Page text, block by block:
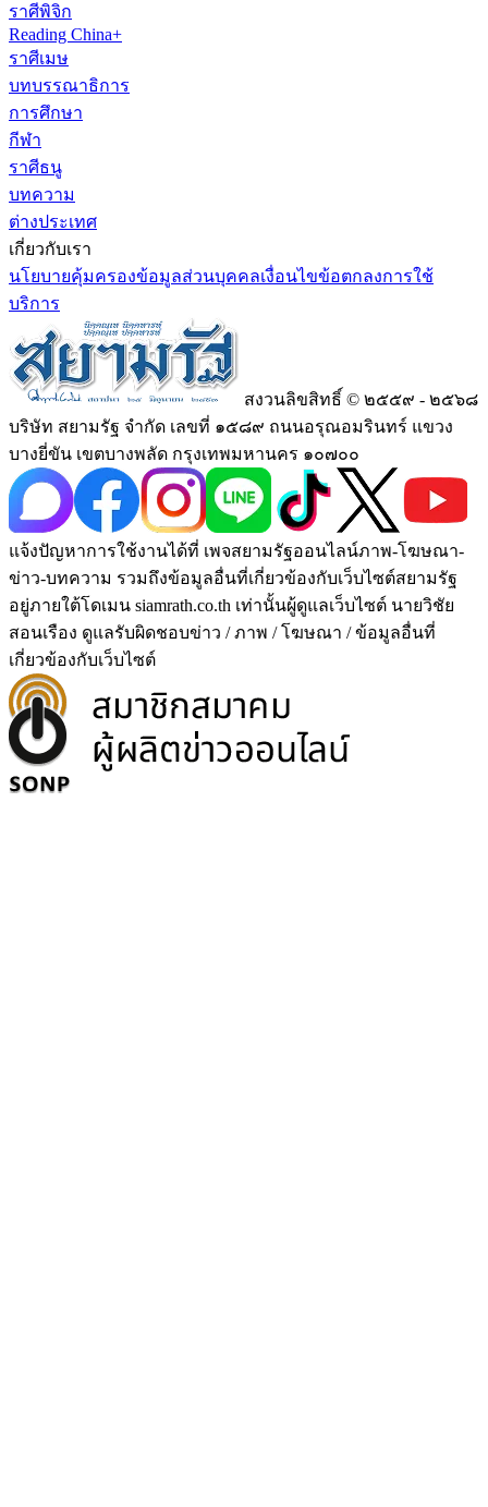
ราศีพิจิก
Reading China+
ราศีเมษ
บทบรรณาธิการ
การศึกษา
กีฬา
ราศีธนู
บทความ
ต่างประเทศ
เกี่ยวกับเรา
นโยบายคุ้มครองข้อมูลส่วนบุคคลเงื่อนไขข้อตกลงการใช้
บริการ
สงวนลิขสิทธิ์ © ๒๕๕๙ - ๒๕๖๘
บริษัท สยามรัฐ จำกัด เลขที่ ๑๕๘๙ ถนนอรุณอมรินทร์ แขวง
บางยี่ขัน เขตบางพลัด กรุงเทพมหานคร ๑๐๗๐๐
แจ้งปัญหาการใช้งานได้ที่ เพจสยามรัฐออนไลน์ภาพ-โฆษณา-
ข่าว-บทความ รวมถึงข้อมูลอื่นที่เกี่ยวข้องกับเว็บไซต์สยามรัฐ
อยู่ภายใต้โดเมน siamrath.co.th เท่านั้นผู้ดูแลเว็บไซต์ นายวิชัย
สอนเรือง ดูแลรับผิดชอบข่าว / ภาพ / โฆษณา / ข้อมูลอื่นที่
เกี่ยวข้องกับเว็บไซต์